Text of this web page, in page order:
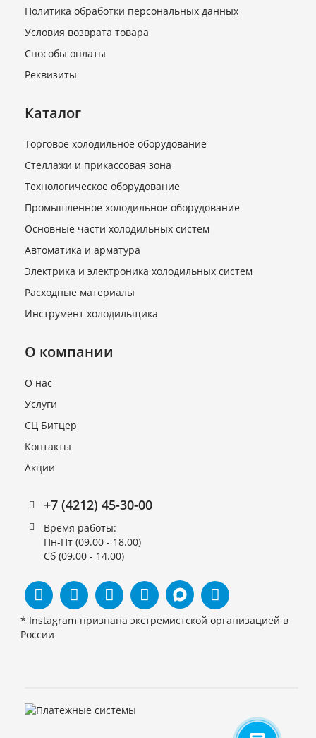
В наличии
587 руб.
Вставка к фильтру DCR-
48DА (023U5381) 30%
Al3O2
В наличии
4 030 руб.
Фильтр-осушитель DCL
(023Z4519/023Z451991)
10мм
В наличии
1 520 руб.
Политика обработки персональных данных
Условия возврата товара
Способы оплаты
Реквизиты
Каталог
Торговое холодильное оборудование
Стеллажи и прикассовая зона
Технологическое оборудование
Промышленное холодильное оборудование
Основные части холодильных систем
Автоматика и арматура
Электрика и электроника холодильных систем
Расходные материалы
Инструмент холодильщика
О компании
О нас
Услуги
СЦ Битцер
Контакты
Акции
+7 (4212) 45-30-00
Время работы:
Пн-Пт (09.00 - 18.00)
Сб (09.00 - 14.00)
* Instagram признана экстремистской организацией в
России